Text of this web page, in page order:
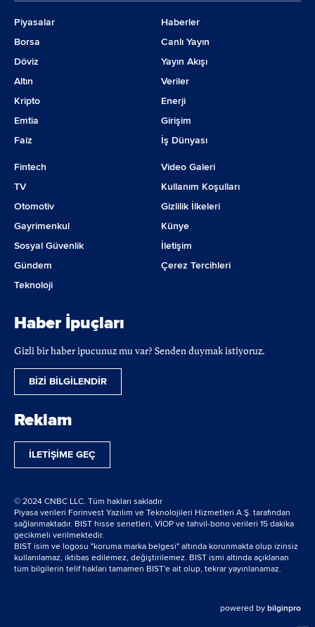
Piyasalar
Borsa
Döviz
Altın
Kripto
Emtia
Faiz
Haberler
Canlı Yayın
Yayın Akışı
Veriler
Enerji
Girişim
İş Dünyası
Fintech
TV
Otomotiv
Gayrimenkul
Sosyal Güvenlik
Gündem
Teknoloji
Video Galeri
Kullanım Koşulları
Gizlilik İlkeleri
Künye
İletişim
Çerez Tercihleri
Haber İpuçları
Gizli bir haber ipucunuz mu var? Senden duymak istiyoruz.
BİZİ BİLGİLENDİR
Reklam
İLETİŞİME GEÇ
© 2024 CNBC LLC. Tüm hakları sakladır
Piyasa verileri Forinvest Yazılım ve Teknolojileri Hizmetleri A.Ş. tarafından
sağlanmaktadır. BIST hisse senetleri, VİOP ve tahvil-bono verileri 15 dakika
gecikmeli verilmektedir.
BIST isim ve logosu "koruma marka belgesi" altında korunmakta olup izinsiz
kullanılamaz, iktibas edilemez, değiştirilemez. BIST ismi altında açıklanan
tüm bilgilerin telif hakları tamamen BIST'e ait olup, tekrar yayınlanamaz.
powered by bilginpro